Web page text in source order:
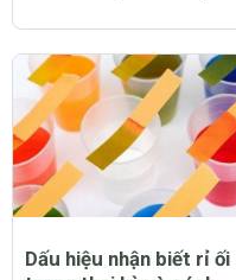
Dấu hiệu nhận biết rỉ ối